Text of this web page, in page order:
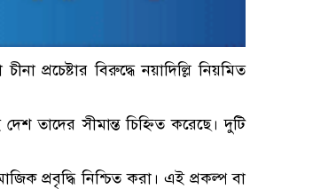
প্রচেষ্টার বিরুদ্ধে নয়াদিল্লি নিয়মিত
তাদের সীমান্ত চিহ্নিত করেছে। দুটি
প্রবৃদ্ধি নিশ্চিত করা। এই প্রকল্প বা